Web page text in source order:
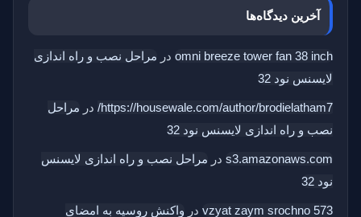
آخرین دیدگاه‌ها
omni breeze tower fan 38 inch در مراحل نصب و راه اندازی
لایسنس نود 32
https://housewale.com/author/brodielatham7/ در مراحل
نصب و راه اندازی لایسنس نود 32
s3.amazonaws.com در مراحل نصب و راه اندازی لایسنس
نود 32
vzyat zaym srochno 573 در واکنش روسیه به امضای